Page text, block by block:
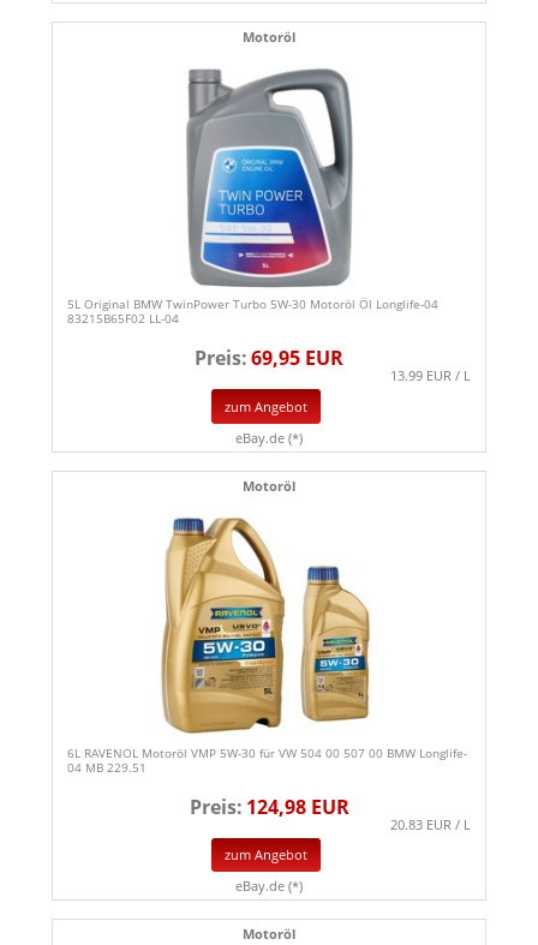
Motoröl
5L Original BMW TwinPower Turbo 5W-30 Motoröl Öl Longlife-04
83215B65F02 LL-04
Preis:69,95 EUR
13.99 EUR / L
zum Angebot
eBay.de (*)
Motoröl
6L RAVENOL Motoröl VMP 5W-30 für VW 504 00 507 00 BMW Longlife-
04 MB 229.51
Preis: 124,98 EUR
20.83 EUR / L
zum Angebot
eBay.de (*)
Motoröl